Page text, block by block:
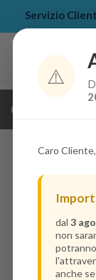
Servizio
Guarda i
⚠️
Caro Cliente,
dal 3
non
anche